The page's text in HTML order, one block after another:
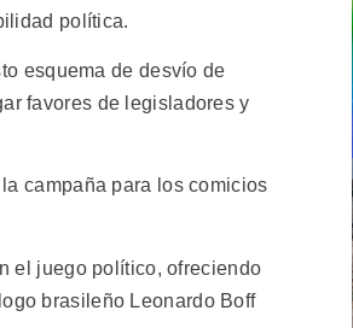
política.
esquema de desvío de
favores de legisladores y
campaña para los comicios
el juego político, ofreciendo
brasileño Leonardo Boff